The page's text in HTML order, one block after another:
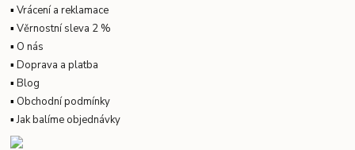
▪Vrácení a reklamace
▪Věrnostní sleva 2 %
▪ O nás
▪Doprava a platba
▪Blog
▪ Obchodní podmínky
▪Jak balíme objednávky